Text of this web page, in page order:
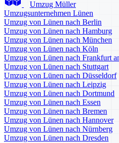
Umzug Müller
Umzugsunternehmen Lünen
Umzug von Lünen nach Berlin
Umzug von Lünen nach Hamburg
Umzug von Lünen nach München
Umzug von Lünen nach Köln
Umzug von Lünen nach Frankfurt
Umzug von Lünen nach Stuttgart
Umzug von Lünen nach Düsseldorf
Umzug von Lünen nach Leipzig
Umzug von Lünen nach Dortmund
Umzug von Lünen nach Essen
Umzug von Lünen nach Bremen
Umzug von Lünen nach Hannover
Umzug von Lünen nach Nürnberg
Umzug von Lünen nach Dresden